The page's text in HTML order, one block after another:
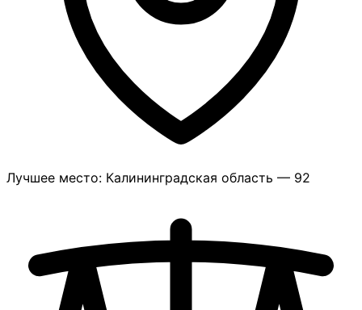
Лучшее место: Калининградская область — 92